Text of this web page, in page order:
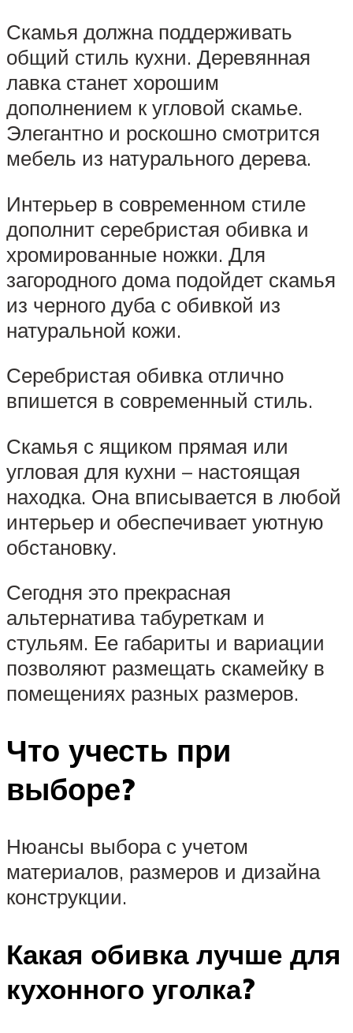
Скамья должна поддерживать
общий стиль кухни. Деревянная
лавка станет хорошим
дополнением к угловой скамье.
Элегантно и роскошно смотрится
мебель из натурального дерева.
Интерьер в современном стиле
дополнит серебристая обивка и
хромированные ножки. Для
загородного дома подойдет скамья
из черного дуба с обивкой из
натуральной кожи.
Серебристая обивка отлично
впишется в современный стиль.
Скамья с ящиком прямая или
угловая для кухни – настоящая
находка. Она вписывается в любой
интерьер и обеспечивает уютную
обстановку.
Сегодня это прекрасная
альтернатива табуреткам и
стульям. Ее габариты и вариации
позволяют размещать скамейку в
помещениях разных размеров.
Что учесть при
выборе?
Нюансы выбора с учетом
материалов, размеров и дизайна
конструкции.
Какая обивка лучше для
кухонного уголка?